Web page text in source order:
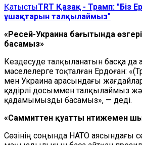
ҚатыстыTRT Қазақ - Трамп: "Біз
ұшақтарын талқылаймыз"
«Ресей-Украина бағытында
басамыз»
Кездесуде талқыланатын басқа да
мәселелерге тоқталған Ердоған:
мен Украина арасындағы
қадірлі досыммен талқылаймыз
қадамымызды басамыз», — деді.
«Саммиттен қуатты нәтижемен
Сөзінің соңында НАТО аясындағы